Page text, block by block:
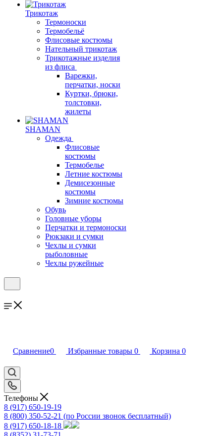
Трикотаж
Термоноски
Термобельё
Флисовые костюмы
Нательный трикотаж
Трикотажные изделия
из флиса
Варежки,
перчатки, носки
Куртки, брюки,
толстовки,
жилеты
SHAMAN
Одежда
Флисовые
костюмы
Термобелье
Летние костюмы
Демисезонные
костюмы
Зимние костюмы
Обувь
Головные уборы
Перчатки и термоноски
Рюкзаки и сумки
Чехлы и сумки
рыболовные
Чехлы ружейные
Сравнение0 Избранные товары 0 Корзина 0
Телефоны
8 (917) 650-19-19
8 (800) 350-52-21 (по России звонок бесплатный)
8 (917) 650-18-18